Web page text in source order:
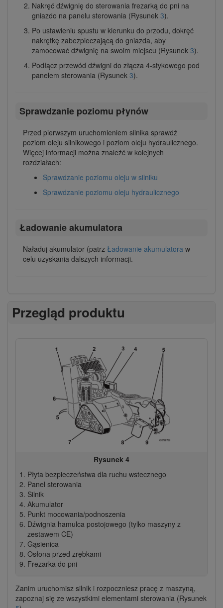
Nakręć dźwignię do sterowania frezarką do pni na
gniazdo na panelu sterowania (Rysunek 3).
Po ustawieniu spustu w kierunku do przodu, dokręć
nakrętkę zabezpieczającą do gniazda, aby
zamocować dźwignię na swoim miejscu (Rysunek 3).
Podłącz przewód dźwigni do złącza 4-stykowego pod
panelem sterowania (Rysunek 3).
Sprawdzanie poziomu płynów
Przed pierwszym uruchomieniem silnika sprawdź
poziom oleju silnikowego i poziom oleju hydraulicznego.
Więcej informacji można znaleźć w kolejnych
rozdziałach:
Sprawdzanie poziomu oleju w silniku
Sprawdzanie poziomu oleju hydraulicznego
Ładowanie akumulatora
Naładuj akumulator (patrz Ładowanie akumulatora w
celu uzyskania dalszych informacji.
Przegląd produktu
Rysunek 4
Płyta bezpieczeństwa dla ruchu wstecznego
Panel sterowania
Silnik
Akumulator
Punkt mocowania/podnoszenia
Dźwignia hamulca postojowego (tylko maszyny z
zestawem CE)
Gąsienica
Osłona przed zrębkami
Frezarka do pni
Zanim uruchomisz silnik i rozpoczniesz pracę z maszyną,
zapoznaj się ze wszystkimi elementami sterowania (Rysunek